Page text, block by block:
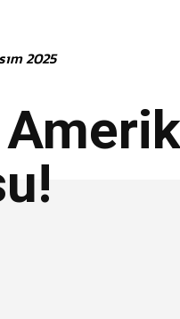
2025